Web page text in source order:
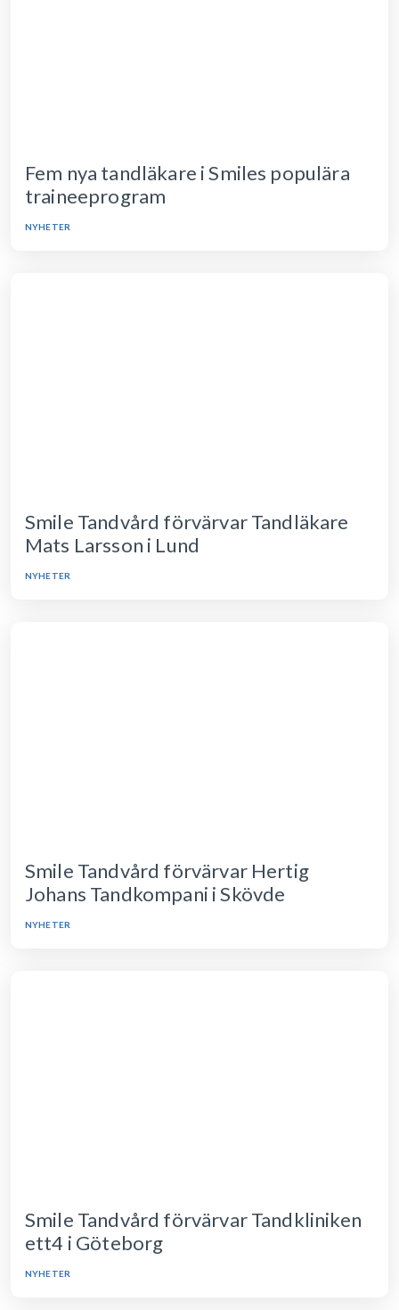
Fem nya tandläkare i Smiles populära
traineeprogram
NYHETER
Smile Tandvård förvärvar Tandläkare
Mats Larsson i Lund
NYHETER
Smile Tandvård förvärvar Hertig
Johans Tandkompani i Skövde
NYHETER
Smile Tandvård förvärvar Tandkliniken
ett4 i Göteborg
NYHETER